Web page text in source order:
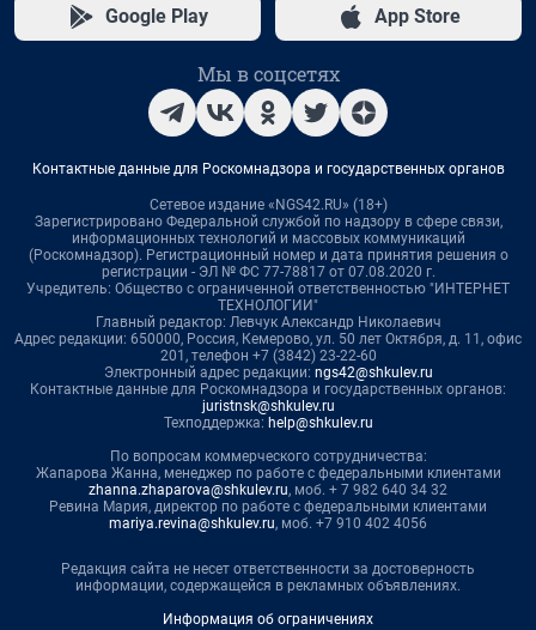
Google Play App Store
Мы в соцсетях
Контактные данные для Роскомнадзора и государственных органов
Сетевое издание «NGS42.RU» (18+)
Зарегистрировано Федеральной службой по надзору в сфере связи,
информационных технологий и массовых коммуникаций
(Роскомнадзор). Регистрационный номер и дата принятия решения о
регистрации - ЭЛ № ФС 77-78817 от 07.08.2020 г.
Учредитель: Общество с ограниченной ответственностью "ИНТЕРНЕТ
ТЕХНОЛОГИИ"
Главный редактор: Левчук Александр Николаевич
Адрес редакции: 650000, Россия, Кемерово, ул. 50 лет Октября, д. 11, офис
201, телефон +7 (3842) 23-22-60
Электронный адрес редакции: ngs42@shkulev.ru
Контактные данные для Роскомнадзора и государственных органов:
juristnsk@shkulev.ru
Техподдержка: help@shkulev.ru
По вопросам коммерческого сотрудничества:
Жапарова Жанна, менеджер по работе с федеральными клиентами
zhanna.zhaparova@shkulev.ru, моб. + 7 982 640 34 32
Ревина Мария, директор по работе с федеральными клиентами
mariya.revina@shkulev.ru, моб. +7 910 402 4056
Редакция сайта не несет ответственности за достоверность
информации, содержащейся в рекламных объявлениях.
Информация об ограничениях